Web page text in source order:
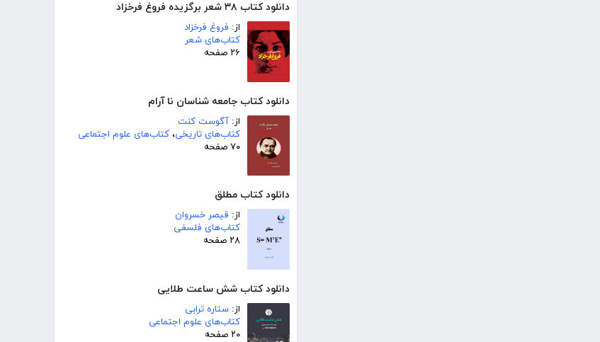
دانلود کتاب ۳۸ شعر برگزیده فروغ فرخزاد
از: فروغ فرخزاد
کتاب‌های شعر
۲۶ صفحه
دانلود کتاب جامعه شناسان نا آرام
از: آگوست کنت
کتاب‌های تاریخی، کتاب‌های علوم اجتماعی
۷۰ صفحه
دانلود کتاب مطلق
از: قیصر خسروان
کتاب‌های فلسفی
۲۸ صفحه
دانلود کتاب شش ساعت طلایی
از: ستاره ترابی
کتاب‌های علوم اجتماعی
۲۰ صفحه